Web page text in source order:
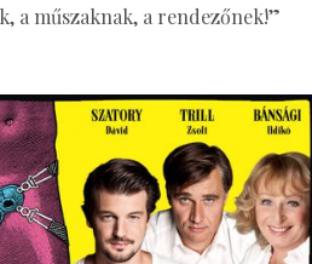
a műszaknak, a rendezőnek!”